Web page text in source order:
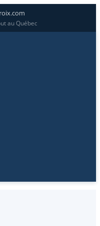
au Québec